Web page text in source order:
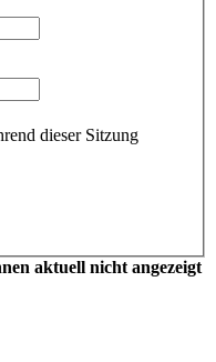
dieser Sitzung
aktuell nicht angezeigt